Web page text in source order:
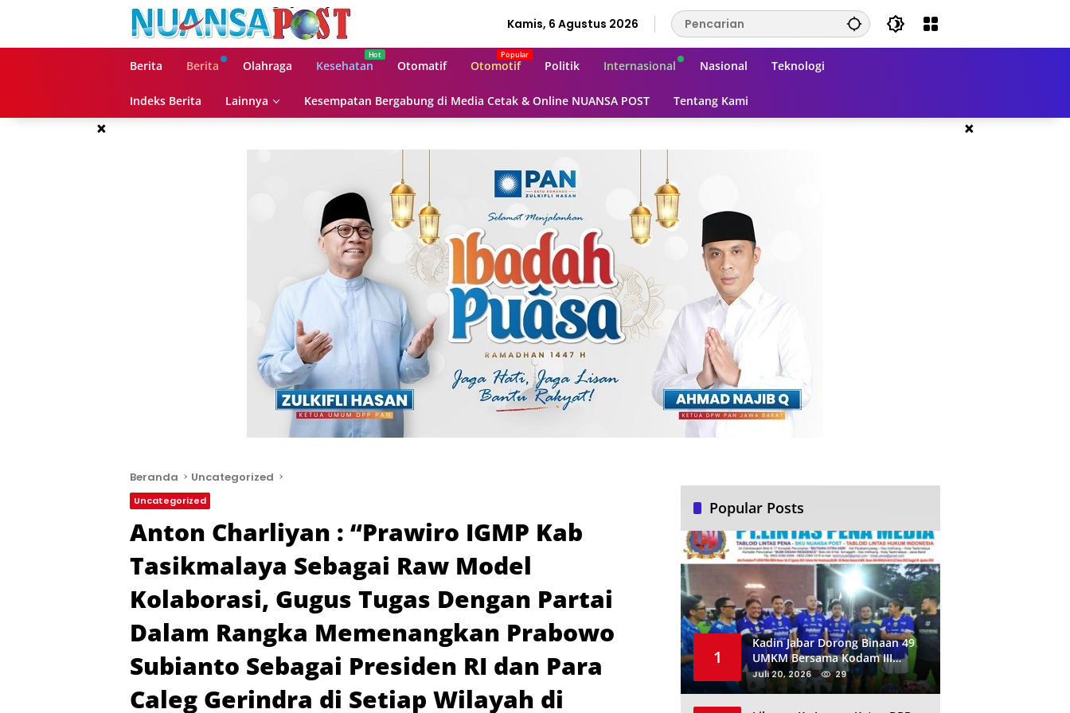
Kamis, 6 Agustus 2026
Berita Berita Olahraga Kesehatan Otomatif Otomotif Politik Internasional Nasional Teknologi
Indeks Berita Lainnya Kesempatan Bergabung di Media Cetak & Online NUANSA POST Tentang Kami
× ×
Beranda Uncategorized
Uncategorized
Anton Charliyan : “Prawiro IGMP Kab
Tasikmalaya Sebagai Raw Model
Kolaborasi, Gugus Tugas Dengan Partai
Dalam Rangka Memenangkan Prabowo
Subianto Sebagai Presiden RI dan Para
Caleg Gerindra di Setiap Wilayah di
Popular Posts
1
Kadin Jabar Dorong Binaan 49
UMKM Bersama Kodam III
Siliwangi Sambil Nobar Final
Piala Dunia, Akan Ada Investor
Juli 20, 2026 29